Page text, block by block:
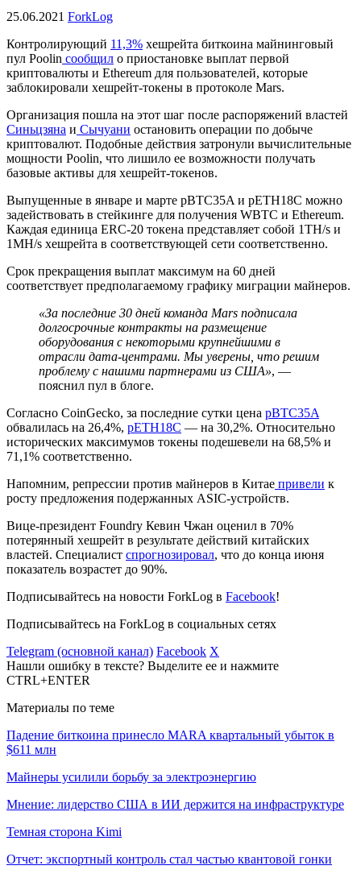
25.06.2021 ForkLog
Контролирующий 11,3% хешрейта биткоина майнинговый
пул Poolin сообщил о приостановке выплат первой
криптовалюты и Ethereum для пользователей, которые
заблокировали хешрейт-токены в протоколе Mars.
Организация пошла на этот шаг после распоряжений властей
Синьцзяна и Сычуани остановить операции по добыче
криптовалют. Подобные действия затронули вычислительные
мощности Poolin, что лишило ее возможности получать
базовые активы для хешрейт-токенов.
Выпущенные в январе и марте pBTC35A и pETH18C можно
задействовать в стейкинге для получения WBTC и Ethereum.
Каждая единица ERC-20 токена представляет собой 1TH/s и
1MH/s хешрейта в соответствующей сети соответственно.
Срок прекращения выплат максимум на 60 дней
соответствует предполагаемому графику миграции майнеров.
«За последние 30 дней команда Mars подписала
долгосрочные контракты на размещение
оборудования с некоторыми крупнейшими в
отрасли дата-центрами. Мы уверены, что решим
проблему с нашими партнерами из США», —
пояснил пул в блоге.
Согласно CoinGecko, за последние сутки цена pBTC35A
обвалилась на 26,4%, pETH18C — на 30,2%. Относительно
исторических максимумов токены подешевели на 68,5% и
71,1% соответственно.
Напомним, репрессии против майнеров в Китае привели к
росту предложения подержанных ASIC-устройств.
Вице-президент Foundry Кевин Чжан оценил в 70%
потерянный хешрейт в результате действий китайских
властей. Специалист спрогнозировал, что до конца июня
показатель возрастет до 90%.
Подписывайтесь на новости ForkLog в Facebook!
Подписывайтесь на ForkLog в социальных сетях
Telegram (основной канал) Facebook X
Нашли ошибку в тексте? Выделите ее и нажмите
CTRL+ENTER
Материалы по теме
Падение биткоина принесло MARA квартальный убыток в
$611 млн
Майнеры усилили борьбу за электроэнергию
Мнение: лидерство США в ИИ держится на инфраструктуре
Темная сторона Kimi
Отчет: экспортный контроль стал частью квантовой гонки